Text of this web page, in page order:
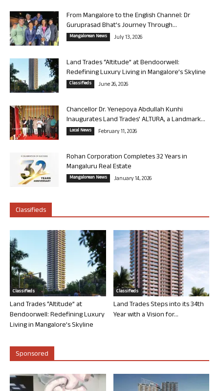
From Mangalore to the English Channel: Dr
Guruprasad Bhat’s Journey Through...
Mangalorean News July 13, 2026
Land Trades “Altitude” at Bendoorwell:
Redefining Luxury Living in Mangalore’s Skyline
Classifieds June 26, 2026
Chancellor Dr. Yenepoya Abdullah Kunhi
Inaugurates Land Trades’ ALTURA, a Landmark...
Local News February 11, 2026
Rohan Corporation Completes 32 Years in
Mangaluru Real Estate
Mangalorean News January 14, 2026
Classifieds
Classifieds
Land Trades “Altitude” at
Bendoorwell: Redefining Luxury
Living in Mangalore’s Skyline
Classifieds
Land Trades Steps into its 34th
Year with a Vision for...
Sponsored